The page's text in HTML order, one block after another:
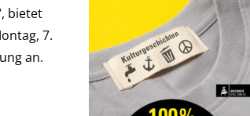
bietet
7.
an.